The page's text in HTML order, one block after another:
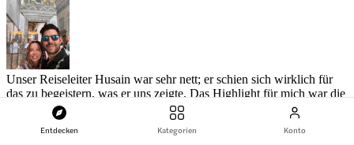
Entdecken Kategorien Konto
Unser Reiseleiter Husain war sehr nett; er schien sich wirklich für
das zu begeistern, was er uns zeigte. Das Highlight für mich war die
Cisterna Basilica, leider war die Hagia Sophia gerade im Umbau.
Originale Bewertung auf Englisch anzeigen